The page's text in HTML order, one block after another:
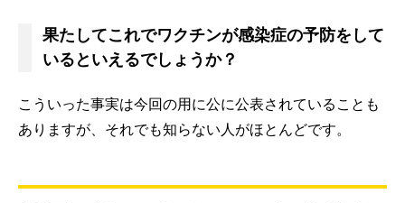
果たしてこれでワクチンが感染症の予防をして
いるといえるでしょうか？
こういった事実は今回の用に公に公表されていることも
ありますが、それでも知らない人がほとんどです。